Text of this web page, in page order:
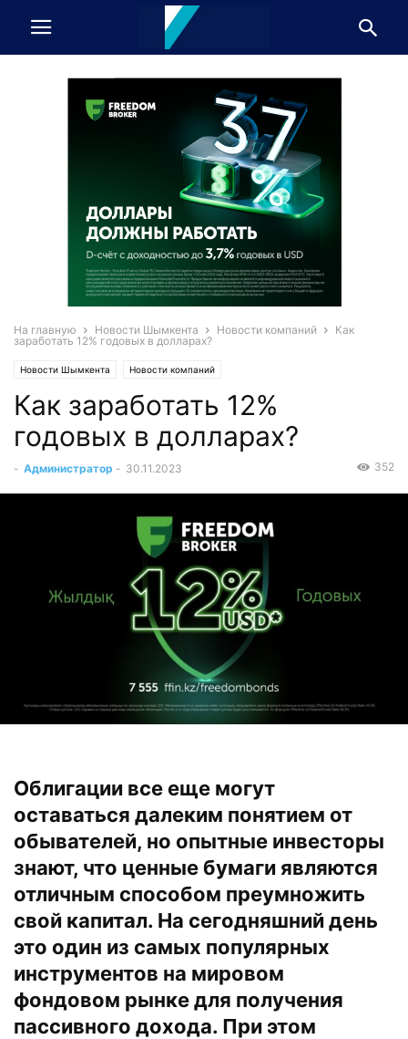
На главную Новости Шымкента Новости компаний
Как
заработать 12% годовых в долларах?
Новости Шымкента Новости компаний
Как заработать 12%
годовых в долларах?
- Администратор - 30.11.2023 352
Облигации все еще могут
оставаться далеким понятием от
обывателей, но опытные инвесторы
знают, что ценные бумаги являются
отличным способом преумножить
свой капитал. На сегодняшний день
это один из самых популярных
инструментов на мировом
фондовом рынке для получения
пассивного дохода. При этом